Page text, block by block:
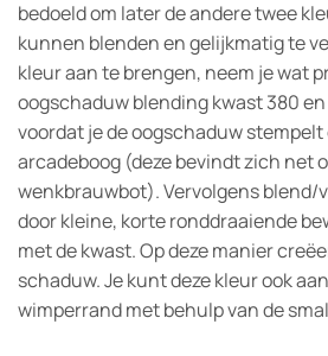
bedoeld om later de andere twee
kunnen blenden en gelijkmatig te
kleur aan te brengen, neem je wat
oogschaduw blending kwast 380
voordat je de oogschaduw stempelt
arcadeboog (deze bevindt zich net
wenkbrauwbot). Vervolgens blend/
door kleine, korte ronddraaiende
met de kwast. Op deze manier
schaduw. Je kunt deze kleur ook
wimperrand met behulp van de